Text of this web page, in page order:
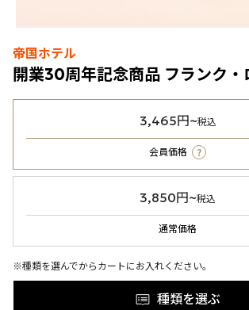
帝国ホテル
3,465円~税込
会員価格 ?
3,850円~税込
通常価格
※種類を選んでからカートにお入れください。
種類を選ぶ